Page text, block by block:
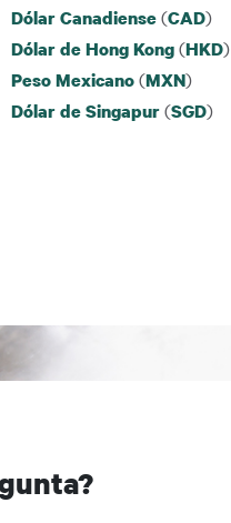
Dólar Canadiense(CAD)
Dólar de Hong Kong(HKD)
Peso Mexicano(MXN)
Dólar de Singapur(SGD)